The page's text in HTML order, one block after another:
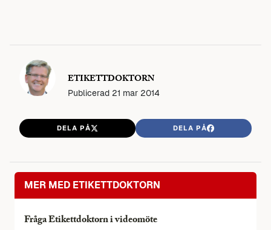
ETIKETTDOKTORN
Publicerad 21 mar 2014
DELA PÅ DELA PÅ
MER MED ETIKETTDOKTORN
Fråga Etikettdoktorn i videomöte